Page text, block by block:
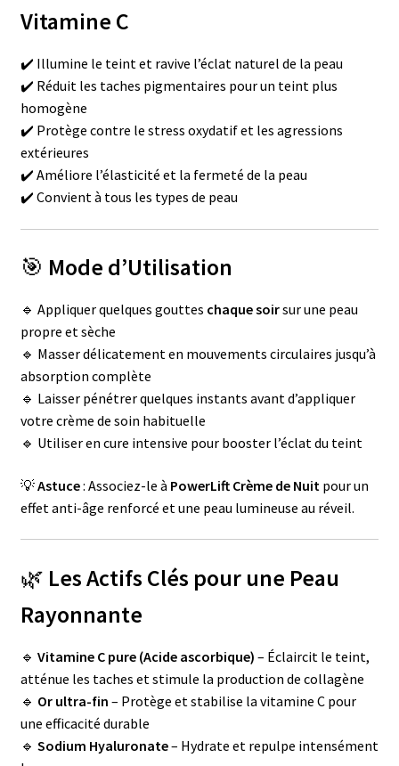
Vitamine C
✔️ Illumine le teint et ravive l’éclat naturel de la peau
✔️ Réduit les taches pigmentaires pour un teint plus
homogène
✔️ Protège contre le stress oxydatif et les agressions
extérieures
✔️ Améliore l’élasticité et la fermeté de la peau
✔️ Convient à tous les types de peau
🎯 Mode d’Utilisation
🔹 Appliquer quelques gouttes chaque soirsur une peau
propre et sèche
🔹 Masser délicatement en mouvements circulaires jusqu’à
absorption complète
🔹 Laisser pénétrer quelques instants avant d’appliquer
votre crème de soin habituelle
🔹 Utiliser en cure intensive pour booster l’éclat du teint
💡Astuce: Associez-le à PowerLift Crème de Nuit pour un
effet anti-âge renforcé et une peau lumineuse au réveil.
🌿 Les Actifs Clés pour une Peau
Rayonnante
🔹 Vitamine C pure (Acide ascorbique) – Éclaircit le teint,
atténue les taches et stimule la production de collagène
🔹 Or ultra-fin – Protège et stabilise la vitamine C pour
une efficacité durable
🔹 Sodium Hyaluronate– Hydrate et repulpe intensément